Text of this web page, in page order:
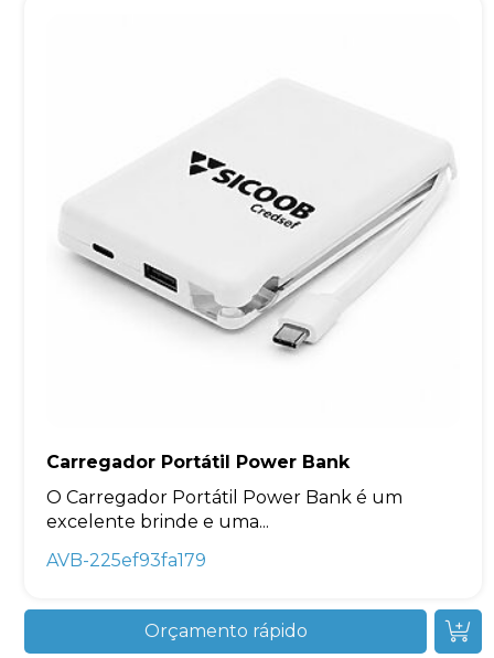
Carregador Portátil Power Bank
O Carregador Portátil Power Bank é um
excelente brinde e uma...
AVB-225ef93fa179
Orçamento rápido